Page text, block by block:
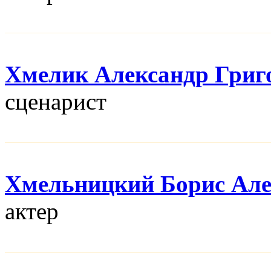
Хмелик Александр
сценарист
Хмельницкий Борис
актер